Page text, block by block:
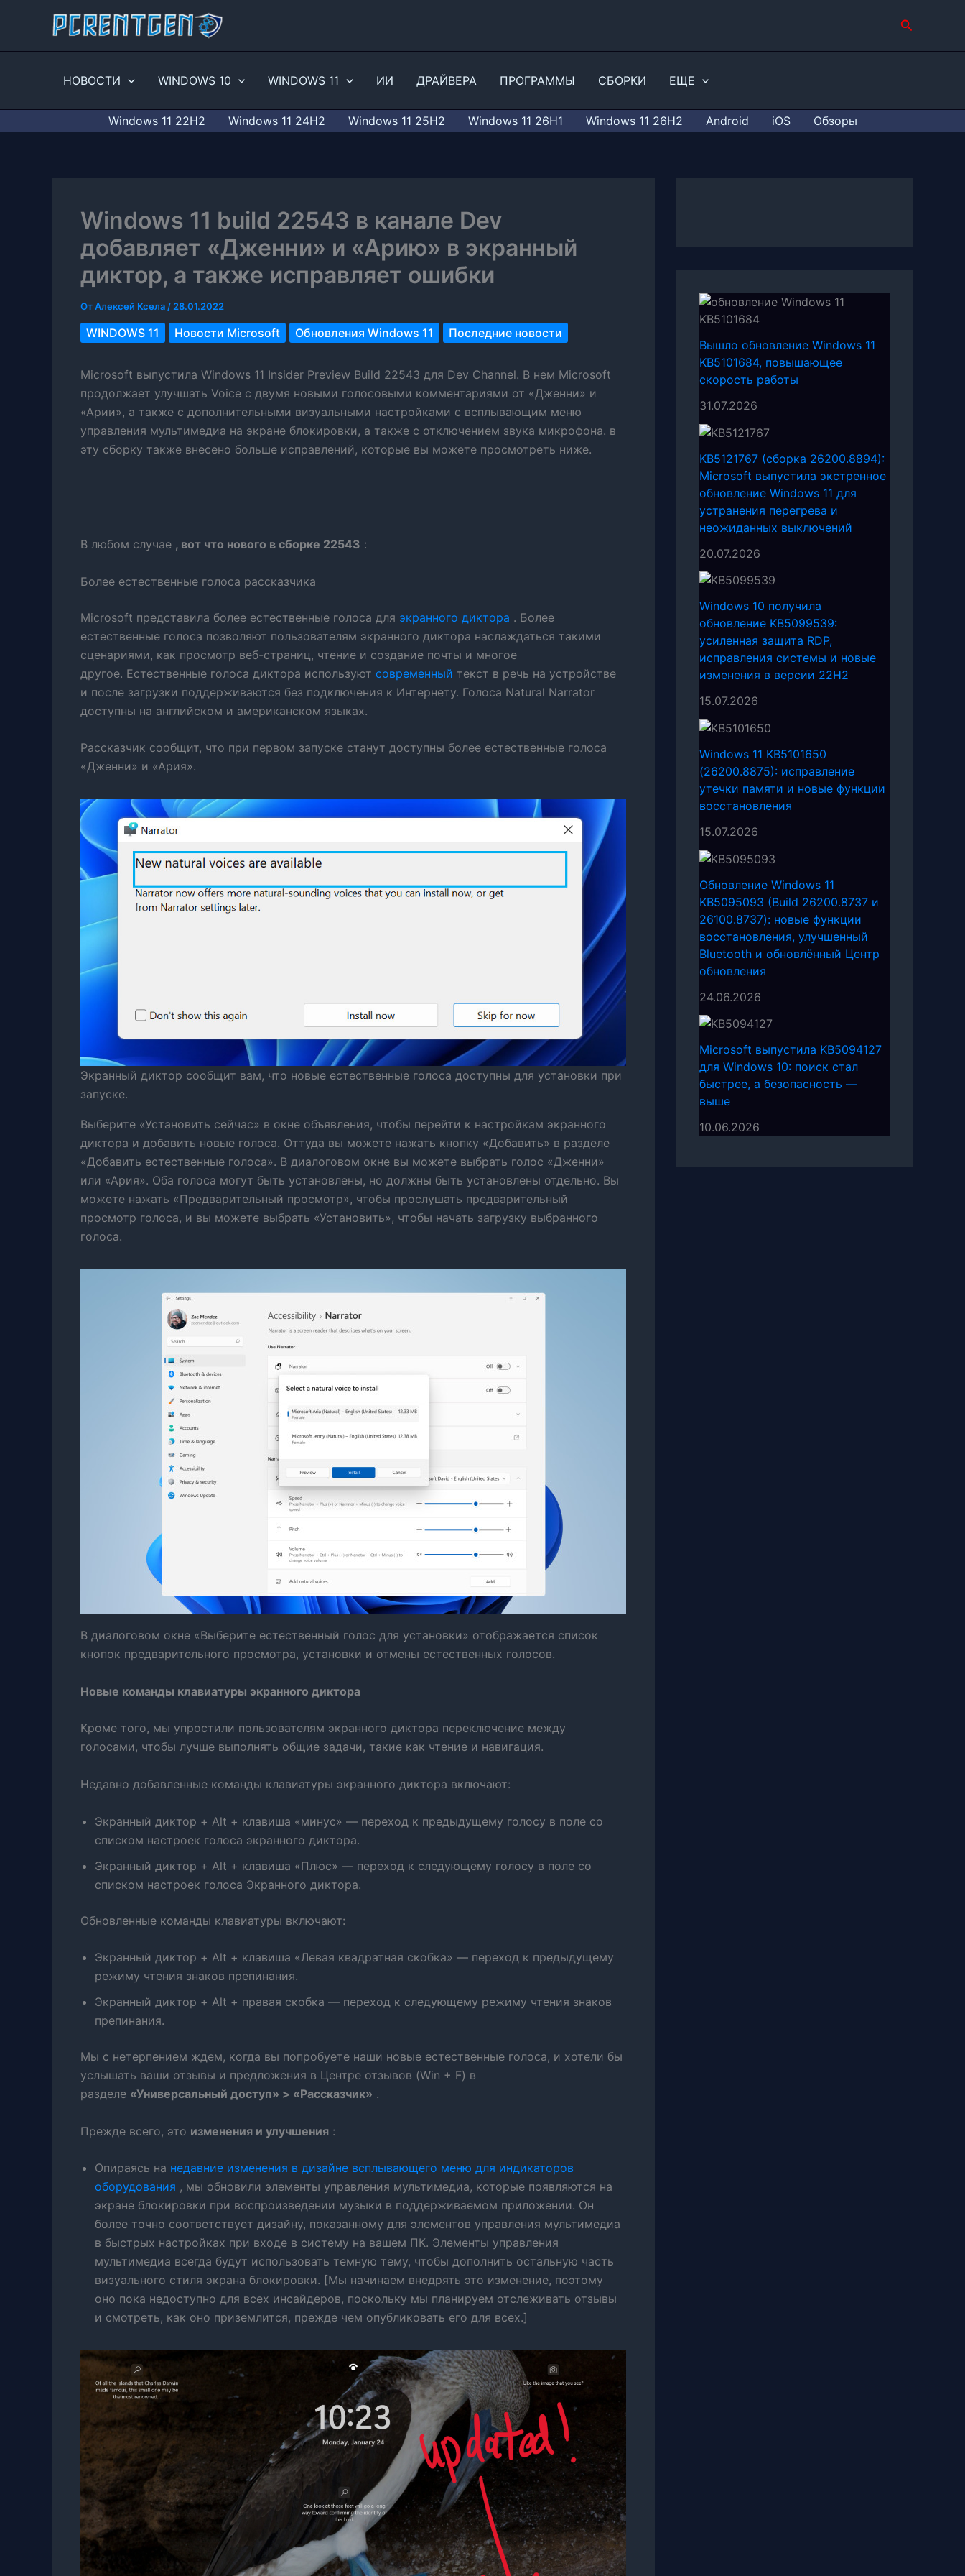
Поиск
НОВОСТИ WINDOWS 10 WINDOWS 11 ИИ ДРАЙВЕРА ПРОГРАММЫ СБОРКИ ЕЩЕ
Windows 11 22H2 Windows 11 24H2 Windows 11 25H2 Windows 11 26H1 Windows 11 26H2 Android iOS Обзоры
Windows 11 build 22543 в канале Dev
добавляет «Дженни» и «Арию» в экранный
диктор, а также исправляет ошибки
ОтАлексей Ксела / 28.01.2022
WINDOWS 11 Новости Microsoft Обновления Windows 11 Последние новости
Microsoft выпустила Windows 11 Insider Preview Build 22543 для Dev Channel. В нем Microsoft
продолжает улучшать Voice с двумя новыми голосовыми комментариями от «Дженни» и
«Арии», а также с дополнительными визуальными настройками с всплывающим меню
управления мультимедиа на экране блокировки, а также с отключением звука микрофона. в
эту сборку также внесено больше исправлений, которые вы можете просмотреть ниже.
В любом случае , вот что нового в сборке 22543 :
Более естественные голоса рассказчика
Microsoft представила более естественные голоса для экранного диктора . Более
естественные голоса позволяют пользователям экранного диктора наслаждаться такими
сценариями, как просмотр веб-страниц, чтение и создание почты и многое
другое. Естественные голоса диктора используют современный текст в речь на устройстве
и после загрузки поддерживаются без подключения к Интернету. Голоса Natural Narrator
доступны на английском и американском языках.
Рассказчик сообщит, что при первом запуске станут доступны более естественные голоса
«Дженни» и «Ария».
Экранный диктор сообщит вам, что новые естественные голоса доступны для установки при
запуске.
Выберите «Установить сейчас» в окне объявления, чтобы перейти к настройкам экранного
диктора и добавить новые голоса. Оттуда вы можете нажать кнопку «Добавить» в разделе
«Добавить естественные голоса». В диалоговом окне вы можете выбрать голос «Дженни»
или «Ария». Оба голоса могут быть установлены, но должны быть установлены отдельно. Вы
можете нажать «Предварительный просмотр», чтобы прослушать предварительный
просмотр голоса, и вы можете выбрать «Установить», чтобы начать загрузку выбранного
голоса.
В диалоговом окне «Выберите естественный голос для установки» отображается список
кнопок предварительного просмотра, установки и отмены естественных голосов.
Новые команды клавиатуры экранного диктора
Кроме того, мы упростили пользователям экранного диктора переключение между
голосами, чтобы лучше выполнять общие задачи, такие как чтение и навигация.
Недавно добавленные команды клавиатуры экранного диктора включают:
Экранный диктор + Alt + клавиша «минус» — переход к предыдущему голосу в поле со
списком настроек голоса экранного диктора.
Экранный диктор + Alt + клавиша «Плюс» — переход к следующему голосу в поле со
списком настроек голоса Экранного диктора.
Обновленные команды клавиатуры включают:
Экранный диктор + Alt + клавиша «Левая квадратная скобка» — переход к предыдущему
режиму чтения знаков препинания.
Экранный диктор + Alt + правая скобка — переход к следующему режиму чтения знаков
препинания.
Мы с нетерпением ждем, когда вы попробуете наши новые естественные голоса, и хотели бы
услышать ваши отзывы и предложения в Центре отзывов (Win + F) в
разделе «Универсальный доступ» > «Рассказчик» .
Прежде всего, это изменения и улучшения :
Опираясь на недавние изменения в дизайне всплывающего меню для индикаторов
оборудования , мы обновили элементы управления мультимедиа, которые появляются на
экране блокировки при воспроизведении музыки в поддерживаемом приложении. Он
более точно соответствует дизайну, показанному для элементов управления мультимедиа
в быстрых настройках при входе в систему на вашем ПК. Элементы управления
мультимедиа всегда будут использовать темную тему, чтобы дополнить остальную часть
визуального стиля экрана блокировки. [Мы начинаем внедрять это изменение, поэтому
оно пока недоступно для всех инсайдеров, поскольку мы планируем отслеживать отзывы
и смотреть, как оно приземлится, прежде чем опубликовать его для всех.]
Вышло обновление Windows 11
KB5101684, повышающее
скорость работы
31.07.2026
KB5121767 (сборка 26200.8894):
Microsoft выпустила экстренное
обновление Windows 11 для
устранения перегрева и
неожиданных выключений
20.07.2026
Windows 10 получила
обновление KB5099539:
усиленная защита RDP,
исправления системы и новые
изменения в версии 22H2
15.07.2026
Windows 11 KB5101650
(26200.8875): исправление
утечки памяти и новые функции
восстановления
15.07.2026
Обновление Windows 11
KB5095093 (Build 26200.8737 и
26100.8737): новые функции
восстановления, улучшенный
Bluetooth и обновлённый Центр
обновления
24.06.2026
Microsoft выпустила KB5094127
для Windows 10: поиск стал
быстрее, а безопасность —
выше
10.06.2026